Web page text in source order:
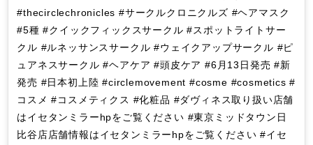
#thecirclechronicles #サークルクロニクルズ #ヘアマスク
#5種 #クイックフィックスサークル #スポットライトサー
クル #ルネッサンスサークル #ウェイクアップサークル #ピ
ュアネスサークル #ヘアケア #頭皮ケア #6月13日発売 #新
発売 #日本初上陸 #circlemovement #cosme #cosmetics #
コスメ #コスメティクス #化粧品 #ダヴィネス取り扱い店舗
はイセタンミラーhpをご覧ください #東京ミッドタウン日
比谷店店舗情報はイセタンミラーhpをご覧ください #イセ